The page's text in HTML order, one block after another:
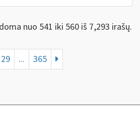
nuo 541 iki 560 iš 7,293 irašų.
29 ... 365